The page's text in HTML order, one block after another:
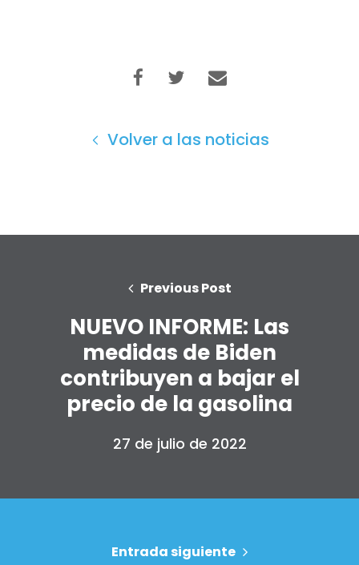
Shop
Acción
Volver a las noticias
Previous Post
NUEVO INFORME: Las
medidas de Biden
contribuyen a bajar el
precio de la gasolina
27 de julio de 2022
Entrada siguiente